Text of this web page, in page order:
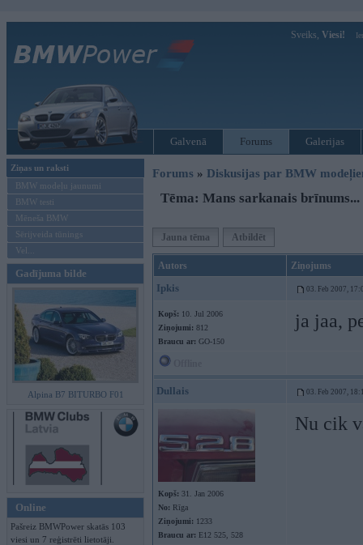
Sveiks, Viesi!
Galvenā Forums Galerijas
Ziņas un raksti
BMW modeļu jaunumi
BMW testi
Mēneša BMW
Sērijveida tūnings
Vel...
Gadījuma bilde
Alpina B7 BITURBO F01
Online
Pašreiz BMWPower skatās 103
viesi un 7 reģistrēti lietotāji.
Forums » Diskusijas par BMW
Tēma: Mans sarkanais brīnums...
Jauna tēma Atbildēt
Autors Ziņojums
Ipkis 03. Feb 2007,
Kopš: 10. Jul 2006
Ziņojumi: 812
Braucu ar: GO-150
ja jaa,
Dullais 03. Feb 2007,
Kopš: 31. Jan 2006
No: Rīga
Ziņojumi: 1233
Braucu ar: E12 525, 528
Nu cik